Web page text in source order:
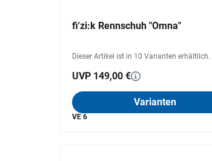
fi'zi:k Rennschuh "Omna"
Dieser Artikel ist in 10 Varianten erhältlich.
UVP 149,00 €
Varianten
VE 6